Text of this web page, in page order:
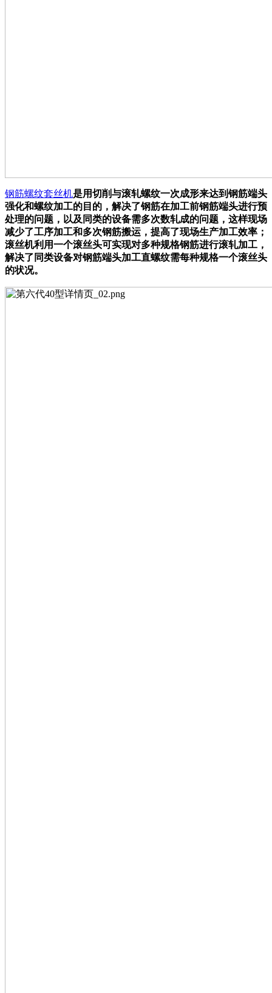
钢筋螺纹套丝机是用切削与滚轧螺纹一次成形来达到钢筋端头
强化和螺纹加工的目的，解决了钢筋在加工前钢筋端头进行预
处理的问题，以及同类的设备需多次数轧成的问题，这样现场
减少了工序加工和多次钢筋搬运，提高了现场生产加工效率；
滚丝机利用一个滚丝头可实现对多种规格钢筋进行滚轧加工，
解决了同类设备对钢筋端头加工直螺纹需每种规格一个滚丝头
的状况。